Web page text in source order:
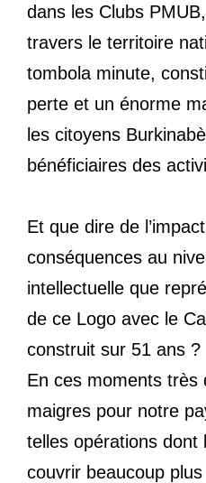
dans les Clubs
travers le territoire
tombola minute,
perte et un énorme
les citoyens
bénéficiaires des
Et que dire de
conséquences au
intellectuelle que
de ce Logo avec le
construit sur 51 ans ?
En ces moments très
maigres pour notre
telles opérations dont
couvrir beaucoup